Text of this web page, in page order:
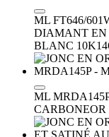
ML FT646/
DIAMANT EN
BLANC 10K
ML
CARBONEOR